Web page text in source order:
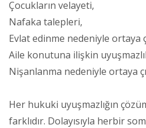
Çocukların velayeti,
Nafaka talepleri,
Evlat edinme nedeniyle ortaya
Aile konutuna ilişkin
Nişanlanma nedeniyle ortaya
Her hukuki uyuşmazlığın
farklıdır. Dolayısıyla herbir